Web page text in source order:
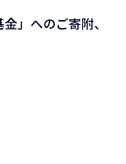
」へのご寄附、